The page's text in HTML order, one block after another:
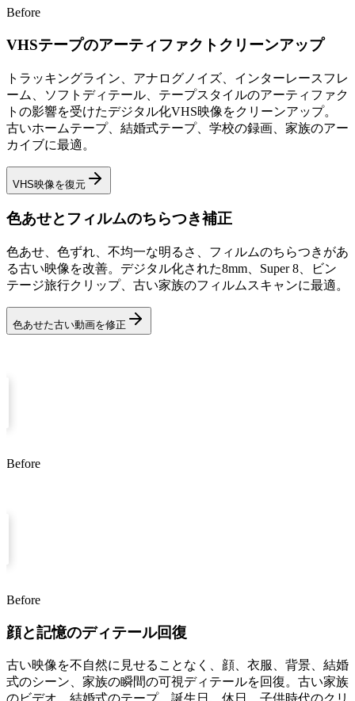
Before
After
VHSテープのアーティファクトクリーンアップ
トラッキングライン、アナログノイズ、インターレースフレ
ーム、ソフトディテール、テープスタイルのアーティファク
トの影響を受けたデジタル化VHS映像をクリーンアップ。
古いホームテープ、結婚式テープ、学校の録画、家族のアー
カイブに最適。
VHS映像を復元
色あせとフィルムのちらつき補正
色あせ、色ずれ、不均一な明るさ、フィルムのちらつきがあ
る古い映像を改善。デジタル化された8mm、Super 8、ビン
テージ旅行クリップ、古い家族のフィルムスキャンに最適。
色あせた古い動画を修正
Before
After
Before
After
顔と記憶のディテール回復
古い映像を不自然に見せることなく、顔、衣服、背景、結婚
式のシーン、家族の瞬間の可視ディテールを回復。古い家族